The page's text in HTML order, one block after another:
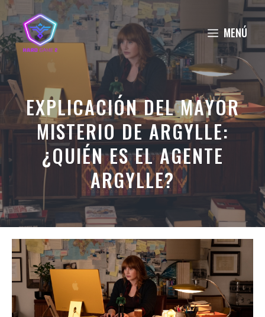
Saltar
al
contenido
MENÚ
EXPLICACIÓN DEL MAYOR
MISTERIO DE ARGYLLE:
¿QUIÉN ES EL AGENTE
ARGYLLE?